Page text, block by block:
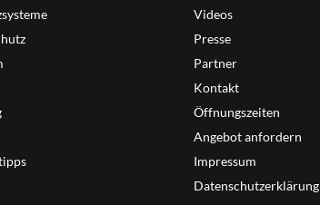
Videos
Presse
Partner
Kontakt
Öffnungszeiten
Angebot anfordern
Impressum
Datenschutzerklärung